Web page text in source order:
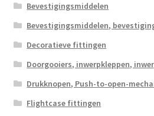
Bevestigingsmiddelen
Bevestigingsmiddelen,
Decoratieve fittingen
Doorgooiers, inwerpkleppen,
Drukknopen, Push-to-open-
Flightcase fittingen